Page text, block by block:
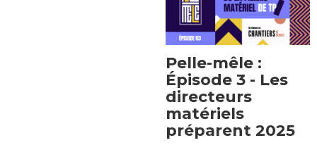
Pelle-mêle :
Épisode 3 - Les
directeurs
matériels
préparent 2025